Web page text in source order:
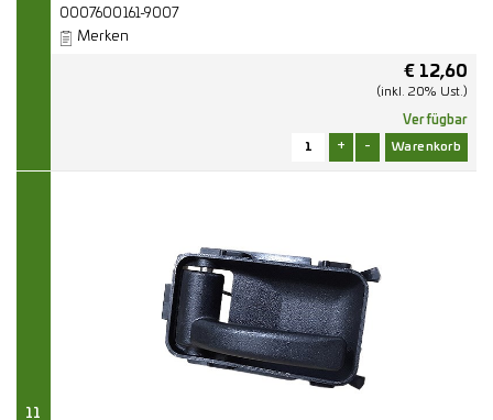
0007600161-9007
Merken
€ 12,60
(inkl. 20% Ust.)
Verfügbar
+ -
11